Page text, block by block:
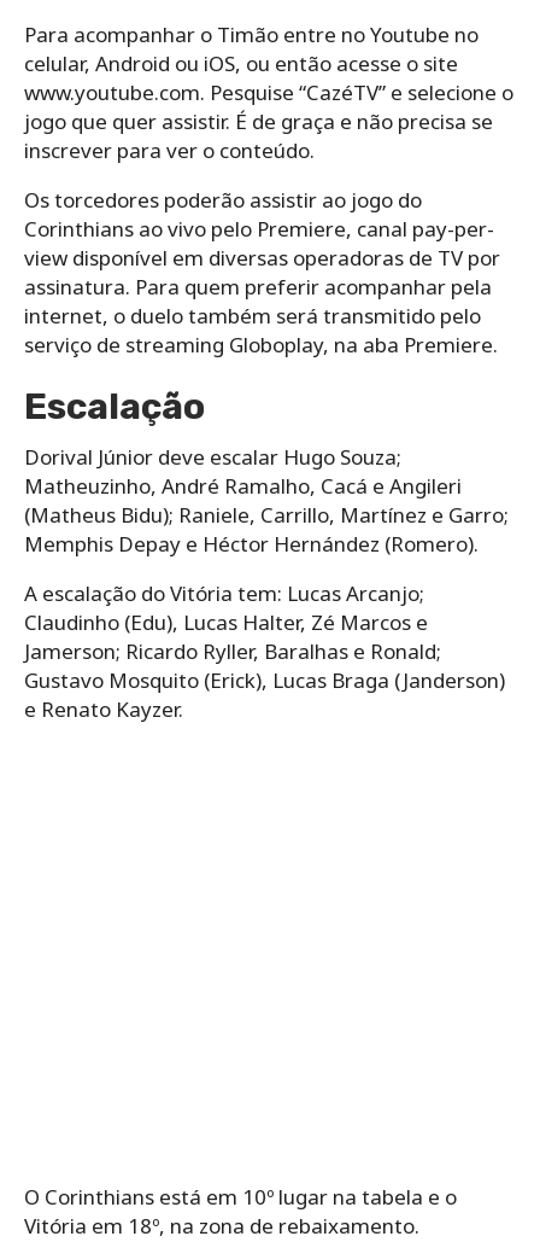
Para acompanhar o Timão entre no Youtube no
celular, Android ou iOS, ou então acesse o site
www.youtube.com. Pesquise “CazéTV” e selecione o
jogo que quer assistir. É de graça e não precisa se
inscrever para ver o conteúdo.
Os torcedores poderão assistir ao jogo do
Corinthians ao vivo pelo Premiere, canal pay-per-
view disponível em diversas operadoras de TV por
assinatura. Para quem preferir acompanhar pela
internet, o duelo também será transmitido pelo
serviço de streaming Globoplay, na aba Premiere.
Escalação
Dorival Júnior deve escalar Hugo Souza;
Matheuzinho, André Ramalho, Cacá e Angileri
(Matheus Bidu); Raniele, Carrillo, Martínez e Garro;
Memphis Depay e Héctor Hernández (Romero).
A escalação do Vitória tem: Lucas Arcanjo;
Claudinho (Edu), Lucas Halter, Zé Marcos e
Jamerson; Ricardo Ryller, Baralhas e Ronald;
Gustavo Mosquito (Erick), Lucas Braga (Janderson)
e Renato Kayzer.
O Corinthians está em 10º lugar na tabela e o
Vitória em 18º, na zona de rebaixamento.